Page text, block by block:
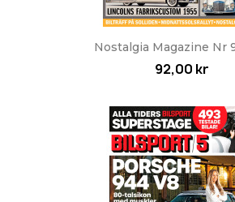
Nostalgia Magazine Nr
92,00 kr